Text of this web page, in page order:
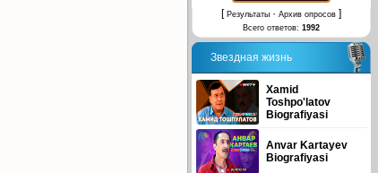
[ Результаты · Архив опросов ]
Всего ответов: 1992
Звездная жизнь
Xamid
Toshpo'latov
Biografiyasi
Anvar Kartayev
Biografiyasi